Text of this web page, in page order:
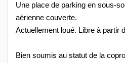
Une place de parking en sous-
aérienne couverte.
Actuellement loué. Libre à partir
Bien soumis au statut de la